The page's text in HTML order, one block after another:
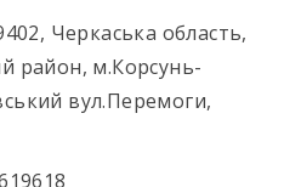
Черкаська область,
район, м.Корсунь-
вул.Перемоги,